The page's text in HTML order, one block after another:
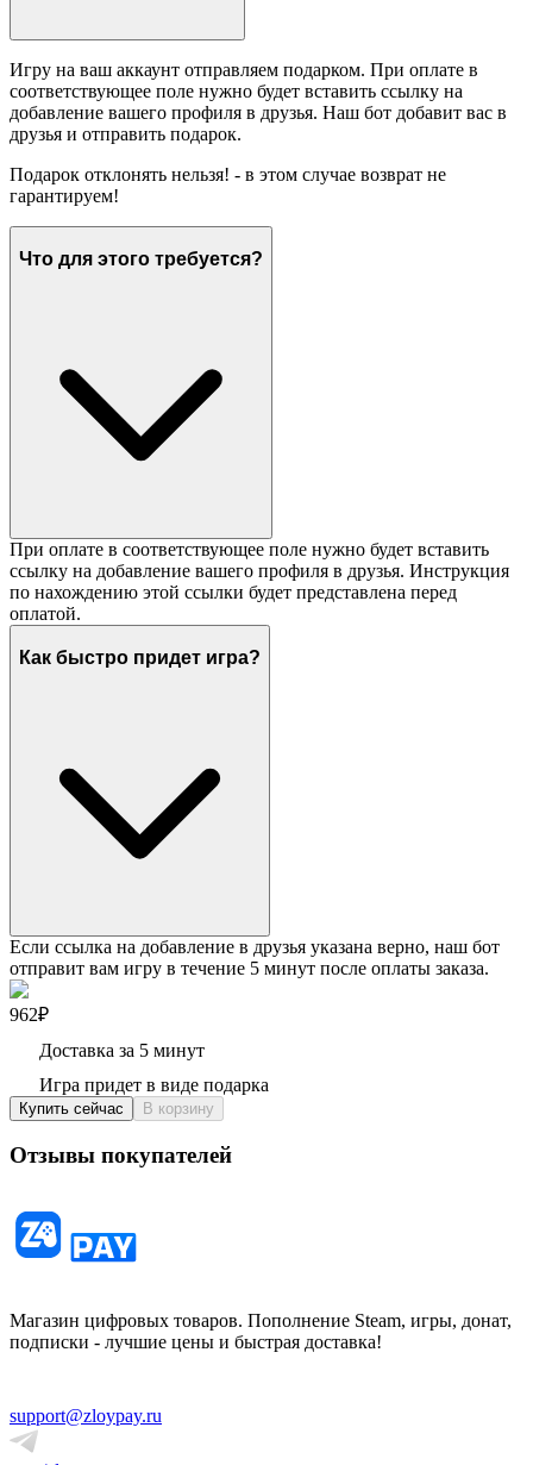
Игру на ваш аккаунт отправляем подарком. При оплате в
соответствующее поле нужно будет вставить ссылку на
добавление вашего профиля в друзья. Наш бот добавит вас в
друзья и отправить подарок.
Подарок отклонять нельзя! - в этом случае возврат не
гарантируем!
Что для этого требуется?
При оплате в соответствующее поле нужно будет вставить
ссылку на добавление вашего профиля в друзья. Инструкция
по нахождению этой ссылки будет представлена перед
оплатой.
Как быстро придет игра?
Если ссылка на добавление в друзья указана верно, наш бот
отправит вам игру в течение 5 минут после оплаты заказа.
962₽
Доставка за 5 минут
Игра придет в виде подарка
Купить сейчас В корзину
Отзывы покупателей
Магазин цифровых товаров. Пополнение Steam, игры, донат,
подписки - лучшие цены и быстрая доставка!
support@zloypay.ru